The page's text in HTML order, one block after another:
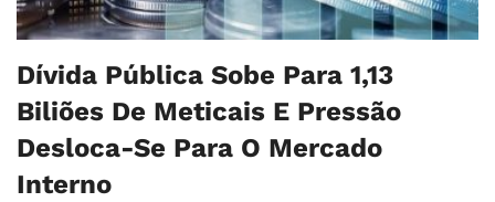
Dívida Pública Sobe Para 1,13
Biliões De Meticais E Pressão
Desloca-Se Para O Mercado
Interno